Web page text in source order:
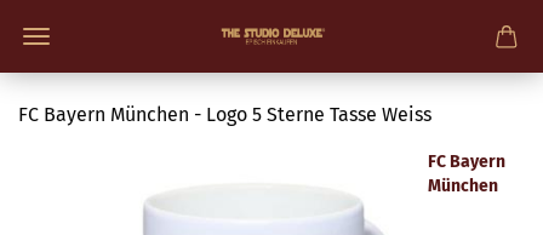
FC Bayern München - Logo 5 Sterne Tasse Weiss
FC Bayern
München